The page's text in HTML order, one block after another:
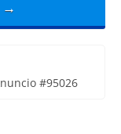
→
#95026